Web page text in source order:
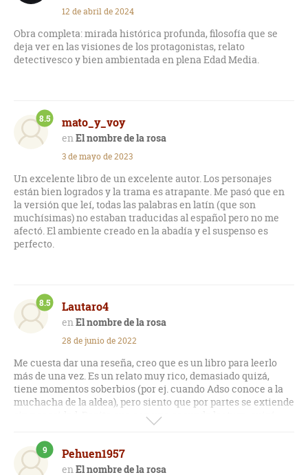
12 de abril de 2024
Obra completa: mirada histórica profunda, filosofía que se
deja ver en las visiones de los protagonistas, relato
detectivesco y bien ambientada en plena Edad Media.
mato_y_voy
El nombre de la rosa
8.5
3 de mayo de 2023
Un excelente libro de un excelente autor. Los personajes
están bien logrados y la trama es atrapante. Me pasó que en
la versión que leí, todas las palabras en latín (que son
muchísimas) no estaban traducidas al español pero no me
afectó. El ambiente creado en la abadía y el suspenso es
perfecto.
Lautaro4
El nombre de la rosa
8.5
28 de junio de 2022
Me cuesta dar una reseña, creo que es un libro para leerlo
más de una vez. Es un relato muy rico, demasiado quizá,
tiene momentos soberbios (por ej. cuando Adso conoce a la
muchacha de la aldea), pero siento que por partes se extiende
sin necesidad. Repito que con una segunda lectura, quizá,
sea otro el panorama, de todas maneras, no hay dudas de que
es una obra maestra.
Pehuen1957
El nombre de la rosa
9